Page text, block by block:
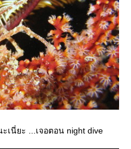
เนี่ยะ ...เจอตอน night dive